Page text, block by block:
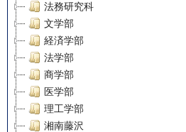
法務研究科
文学部
経済学部
法学部
商学部
医学部
理工学部
湘南藤沢